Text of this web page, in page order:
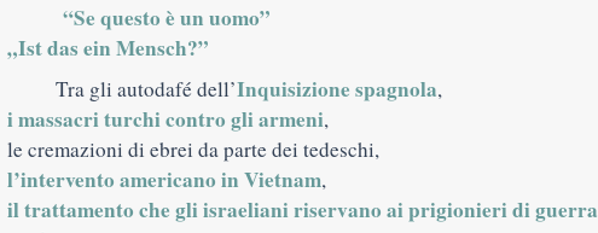
“Se questo è un uomo”
„Ist das ein Mensch?”
Tra gli autodafé dell’Inquisizione spagnola,
i massacri turchi contro gli armeni,
le cremazioni di ebrei da parte dei tedeschi,
l’intervento americano in Vietnam,
il trattamento che gli israeliani riservano ai prigionieri di guerra